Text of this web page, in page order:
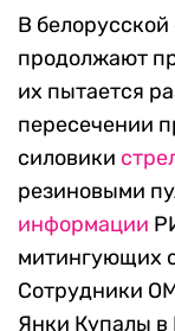
В
продолжают
их пытается
пересечении
силовики
резиновыми
информации
митингующих
Сотрудники
Янки Купалы